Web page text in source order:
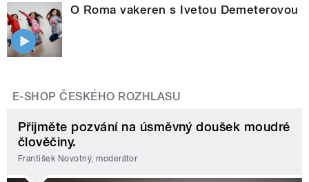
O Roma vakeren s Ivetou Demeterovou
E-SHOP ČESKÉHO ROZHLASU
Přijměte pozvání na úsměvný doušek moudré
člověčiny.
František Novotný, moderátor